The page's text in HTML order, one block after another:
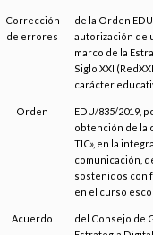
Corrección
de errores
de la Orden
autorización de
marco de la
Siglo XXI
carácter
Orden
EDU/835/2019,
obtención de la
TIC», en la
comunicación,
sostenidos con
en el curso
Acuerdo
del Consejo de